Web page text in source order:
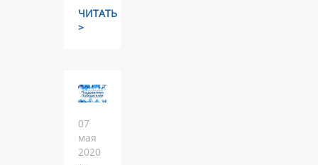
ЧИТАТЬ
>
07
мая
2020